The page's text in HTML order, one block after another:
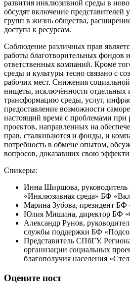
развития инклюзивной среды в
обсудят включение представителей
групп в жизнь общества,
доступа к ресурсам.
Соблюдение различных прав
работы благотворительных фондов
ответственных компаний. Кроме
среды и культуры тесно связано с
рабочих мест. Снижения
нищеты, исключённости отдельных
трансформацию среды, услуг,
предоставление возможности
настоящий время с проблемами при
проектов, направленных на
прав, сталкиваются и фонды, и
потребность в обмене опытом,
вопросов, доказавших свою
Спикеры:
Инна Ширшова, руководитель
«Инклюзивная среда» БФ
Марина Зубова, президент БФ
Юлия Мишина, директор БФ
Александр Рунов,
службы поддержки БФ
Представитель СПбГУ,
организации социальных
благополучия населения
Оцените пост